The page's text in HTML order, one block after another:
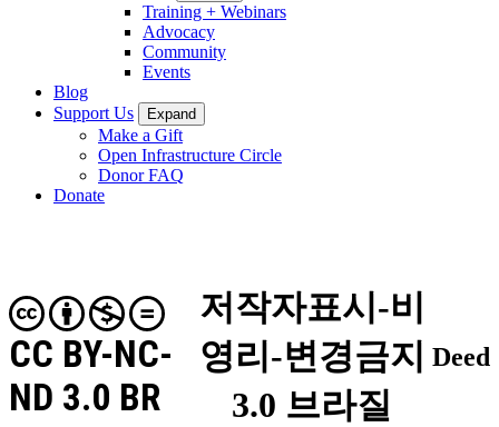
Training + Webinars
Advocacy
Community
Events
Blog
Support Us
Expand
Make a Gift
Open Infrastructure Circle
Donor FAQ
Donate
저작자표시-비
영리-변경금지
3.0 브라질
CC BY-NC-
ND 3.0 BR
Deed